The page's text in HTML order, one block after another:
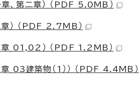
、第二章） （PDF 5.0MB）
章） （PDF 2.7MB）
章_01,02） （PDF 1.2MB）
_03建築物（1）） （PDF 4.4MB）